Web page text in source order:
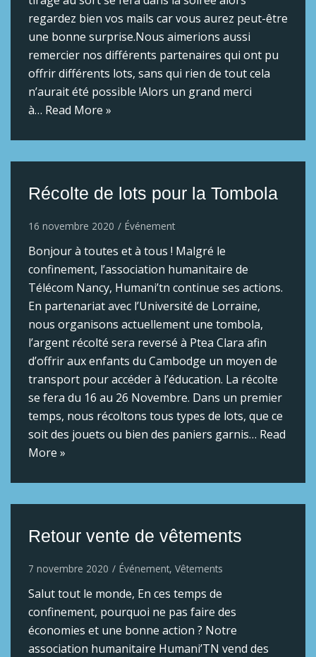
regardez bien vos mails car vous aurez peut-être
une bonne surprise.Nous aimerions aussi
remercier nos différents partenaires qui ont pu
offrir différents lots, sans qui rien de tout cela
n’aurait été possible !Alors un grand merci
à… Read More »
Récolte de lots pour la Tombola
16 novembre 2020 Événement
Bonjour à toutes et à tous ! Malgré le
confinement, l’association humanitaire de
Télécom Nancy, Humani’tn continue ses actions.
En partenariat avec l’Université de Lorraine,
nous organisons actuellement une tombola,
l’argent récolté sera reversé à Ptea Clara afin
d’offrir aux enfants du Cambodge un moyen de
transport pour accéder à l’éducation. La récolte
se fera du 16 au 26 Novembre. Dans un premier
temps, nous récoltons tous types de lots, que ce
soit des jouets ou bien des paniers garnis… Read
More »
Retour vente de vêtements
7 novembre 2020 Événement, Vêtements
Salut tout le monde, En ces temps de
confinement, pourquoi ne pas faire des
économies et une bonne action ? Notre
association humanitaire Humani’TN vend des